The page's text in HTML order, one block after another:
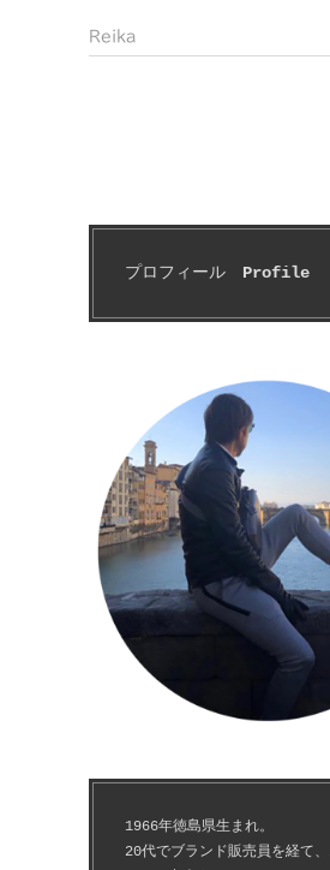
Reika
プロフィール Profile
1966年徳島県生まれ。
20代でブランド販売員を経て